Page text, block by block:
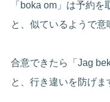
「boka om」は予約
と、似ているようで意
合意できたら「Jag
と、行き違いを防げま